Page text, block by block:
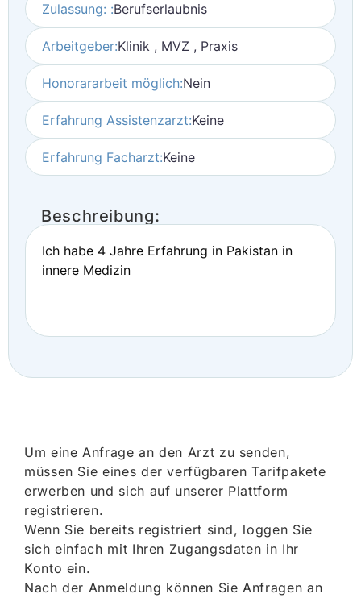
Zulassung: :Berufserlaubnis
Arbeitgeber:Klinik , MVZ , Praxis
Honorararbeit möglich:Nein
Erfahrung Assistenzarzt:Keine
Erfahrung Facharzt:Keine
Beschreibung:
Ich habe 4 Jahre Erfahrung in Pakistan in
innere Medizin
Um eine Anfrage an den Arzt zu senden,
müssen Sie eines der verfügbaren Tarifpakete
erwerben und sich auf unserer Plattform
registrieren.
Wenn Sie bereits registriert sind, loggen Sie
sich einfach mit Ihren Zugangsdaten in Ihr
Konto ein.
Nach der Anmeldung können Sie Anfragen an